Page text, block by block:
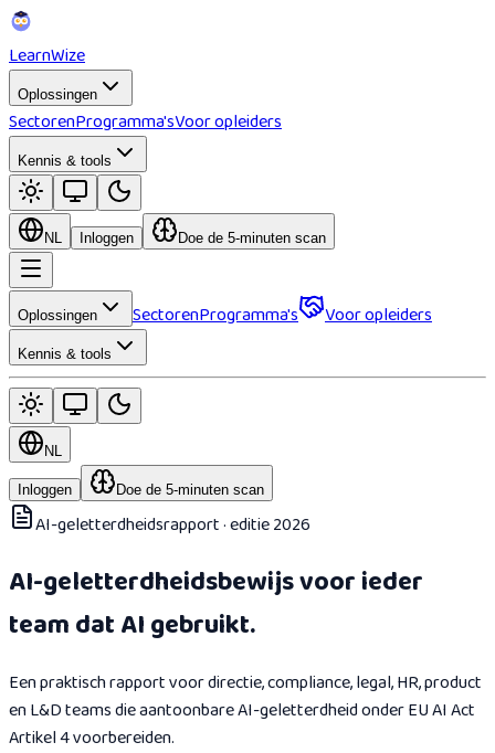
LearnWize
Oplossingen
SectorenProgramma'sVoor opleiders
Kennis & tools
NL Inloggen Doe de 5-minuten scan
Oplossingen SectorenProgramma's Voor opleiders
Kennis & tools
NL
Inloggen Doe de 5-minuten scan
AI-geletterdheidsrapport · editie 2026
AI-geletterdheidsbewijs voor ieder
team dat AI gebruikt.
Een praktisch rapport voor directie, compliance, legal, HR, product
en L&D teams die aantoonbare AI-geletterdheid onder EU AI Act
Artikel 4 voorbereiden.